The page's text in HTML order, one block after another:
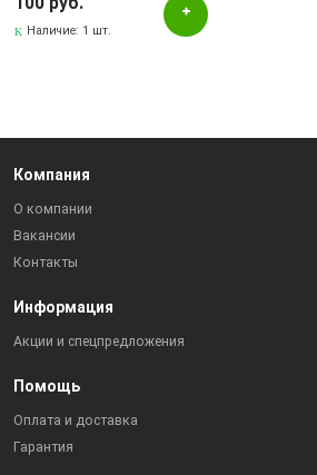
Наличие: 1 шт.
Компания
О компании
Вакансии
Контакты
Информация
Акции и спецпредложения
Помощь
Оплата и доставка
Гарантия